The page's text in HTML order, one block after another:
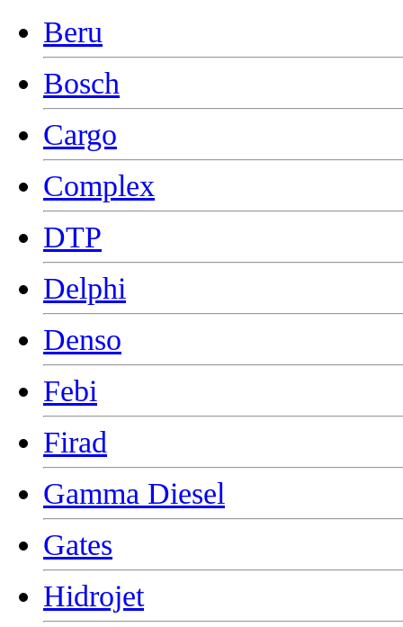
Beru
Bosch
Cargo
Complex
DTP
Delphi
Denso
Febi
Firad
Gamma Diesel
Gates
Hidrojet